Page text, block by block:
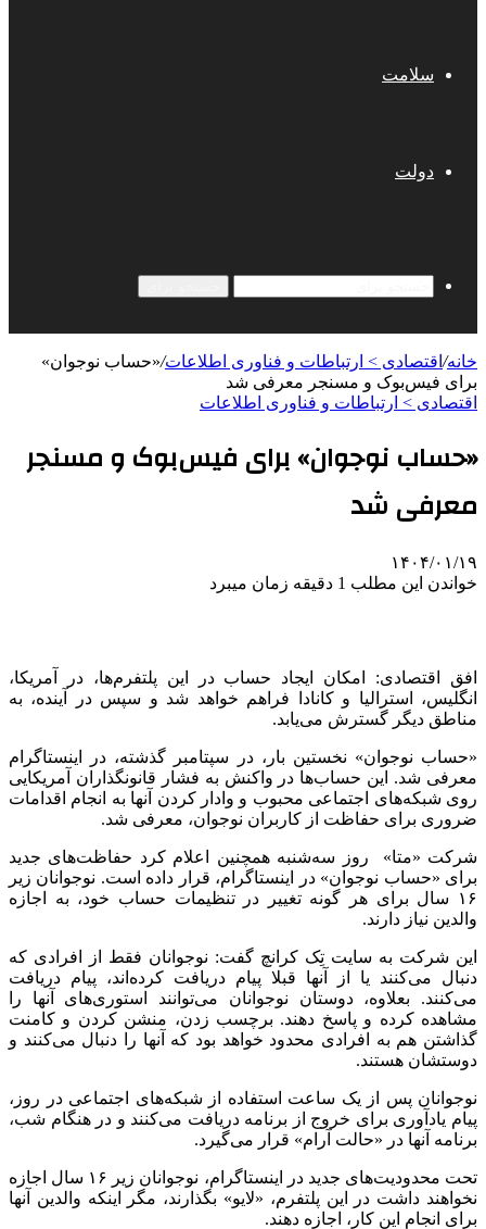
سلامت
دولت
خانه/ اقتصادی > ارتباطات و فناوری اطلاعات/«حساب نوجوان»
برای فیس‌بوک و مسنجر معرفی شد
اقتصادی > ارتباطات و فناوری اطلاعات
«حساب نوجوان» برای فیس‌بوک و مسنجر
معرفی شد
۱۴۰۴/۰۱/۱۹
خواندن این مطلب 1 دقیقه زمان میبرد
افق اقتصادی: امکان ایجاد حساب در این پلتفرم‌ها، در آمریکا،
انگلیس، استرالیا و کانادا فراهم خواهد شد و سپس در آینده، به
مناطق دیگر گسترش می‌یابد.
«حساب نوجوان» نخستین بار، در سپتامبر گذشته، در اینستاگرام
معرفی شد. این حساب‌ها در واکنش به فشار قانونگذاران آمریکایی
روی شبکه‌های اجتماعی محبوب و وادار کردن آنها به انجام اقدامات
ضروری برای حفاظت از کاربران نوجوان، معرفی شد.
شرکت «متا» ‌ روز سه‌شنبه همچنین اعلام کرد حفاظت‌های جدید
برای «حساب نوجوان» در اینستاگرام، قرار داده است. نوجوانان زیر
۱۶ سال برای هر گونه تغییر در تنظیمات حساب خود، به اجازه
والدین نیاز دارند.
این شرکت به سایت تِک کرانچ گفت: نوجوانان فقط از افرادی که
دنبال می‌کنند یا از آنها قبلا پیام دریافت کرده‌اند، پیام دریافت
می‌کنند. بعلاوه، دوستان نوجوانان می‌توانند استوری‌های آنها را
مشاهده کرده و پاسخ دهند. برچسب زدن، منشن کردن و کامنت
گذاشتن هم به افرادی محدود خواهد بود که آنها را دنبال می‌کنند و
دوستشان هستند.
نوجوانان پس از یک ساعت استفاده از شبکه‌های اجتماعی در روز،
پیام یادآوری برای خروج از برنامه دریافت می‌کنند و در هنگام شب،
برنامه آنها در «حالت آرام» قرار می‌گیرد.
تحت محدودیت‌های جدید در اینستاگرام، نوجوانان زیر ۱۶ سال اجازه
نخواهند داشت در این پلتفرم، «لایو» بگذارند، مگر اینکه والدین آنها
برای انجام این کار، اجازه دهند.